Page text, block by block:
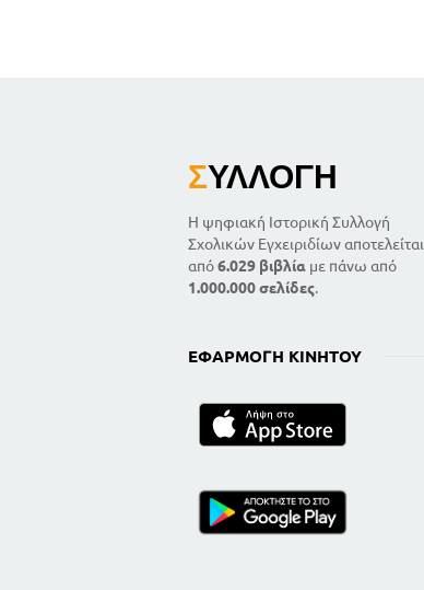
ΣΥΛΛΟΓΉ
Η ψηφιακή Ιστορική Συλλογή
Σχολικών Εγχειριδίων αποτελείται
από6.029 βιβλία με πάνω από
1.000.000 σελίδες.
ΕΦΑΡΜΟΓΉ ΚΙΝΗΤΟΎ